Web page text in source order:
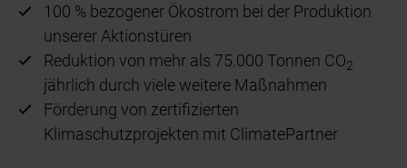
100 % bezogener Ökostrom bei der Produktion
unserer Aktionstüren
Reduktion von mehr als 75.000 Tonnen CO2
jährlich durch viele weitere Maßnahmen
Förderung von zertifizierten
Klimaschutzprojekten mit ClimatePartner